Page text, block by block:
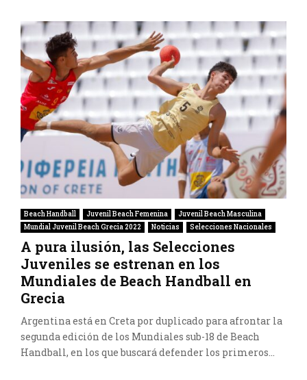
Beach Handball Juvenil Beach Femenina
Juvenil Beach Masculina
Mundial Juvenil Beach Grecia 2022
Noticias Selecciones Nacionales
A pura ilusión, las Selecciones
Juveniles se estrenan en los
Mundiales de Beach Handball en
Grecia
Argentina está en Creta por duplicado para afrontar la
segunda edición de los Mundiales sub-18 de Beach
Handball, en los que buscará defender los primeros...